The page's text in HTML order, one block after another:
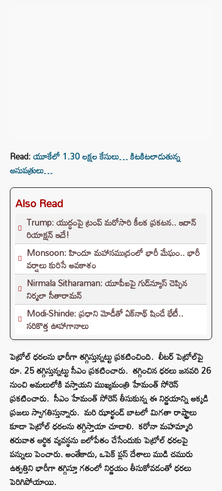
Read:యూకేలో 1.30 ల‌క్ష‌ల కేసులు… కిట‌కిట‌లాడుతున్న
ఆసుప‌త్రులు…
Also Read
Trump: యుద్ధంపై ట్రంప్ మరోసారి కీలక ప్రకటన.. ఇరాన్‌
రియాక్షన్ ఇదే!
Monsoon: హిందూ మహాసముద్రంలో భారీ మేఘం.. భారీ
వర్షాలు కురిసే అవకాశం
Nirmala Sitharaman: యూపీఐపై గుడ్‌న్యూస్ చెప్పిన
నిర్మలా సీతారామన్
Modi-Shinde: ప్రధాని మోడీతో ఏక్‌నాథ్ షిండే భేటీ..
సరికొత్త ఊహాగానాలు
పెట్రోల్ ధ‌ర‌ల‌ను భారీగా త‌గ్గిస్తున్న‌ట్టు ప్ర‌క‌టించింది. లీట‌ర్ పెట్రోల్‌పై
రూ. 25 త‌గ్గిస్తున్న‌ట్టు సీఎం ప్ర‌క‌టించారు. త‌గ్గించిన ధ‌ర‌లు జ‌న‌వ‌రి 26
నుంచి అమ‌లులోకి వ‌స్తాయ‌ని ముఖ్య‌మంత్రి హేమంత్ సోరెన్
ప్ర‌క‌టించారు. సీఎం హేమంత్ సోరెన్ తీసుకున్న ఈ నిర్ణ‌యాన్ని అక్క‌డి
ప్ర‌జ‌లు స్వాగ‌తిస్తున్నారు. మ‌రి ఝార్ఖండ్ బాట‌లో మిగ‌తా రాష్ట్రాలు
కూడా పెట్రోల్ ధ‌ర‌ల‌ను త‌గ్గిస్తాయా చూడాలి. క‌రోనా మ‌హ‌మ్మారి
త‌రువాత ఆర్థిక వ్య‌వ‌స్థ‌ను బ‌లోపేతం చేసేందుకు పెట్రోల్ ధ‌ర‌ల‌పై
ప‌న్నులు పెంచారు. అంతేకాదు, ఒపెక్ ప్లస్ దేశాలు ముడి చ‌మురు
ఉత్ప‌త్తిని భారీగా త‌గ్గిస్తూ గ‌తంలో నిర్ణ‌యం తీసుకోవ‌డంతో ధ‌ర‌లు
పెరిగిపోయాయి.